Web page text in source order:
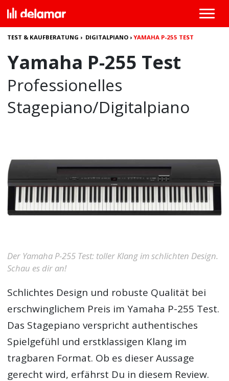
TEST & KAUFBERATUNG › DIGITALPIANO ›YAMAHA P-255 TEST
Yamaha P-255 Test
Professionelles
Stagepiano/Digitalpiano
Der Yamaha P-255 Test: toller Klang im schlichten Design.
Schau es dir an!
Schlichtes Design und robuste Qualität bei
erschwinglichem Preis imYamaha P-255 Test.
Das Stagepiano verspricht authentisches
Spielgefühl und erstklassigen Klang im
tragbaren Format. Ob es dieser Aussage
gerecht wird, erfährst Du in diesem Review.